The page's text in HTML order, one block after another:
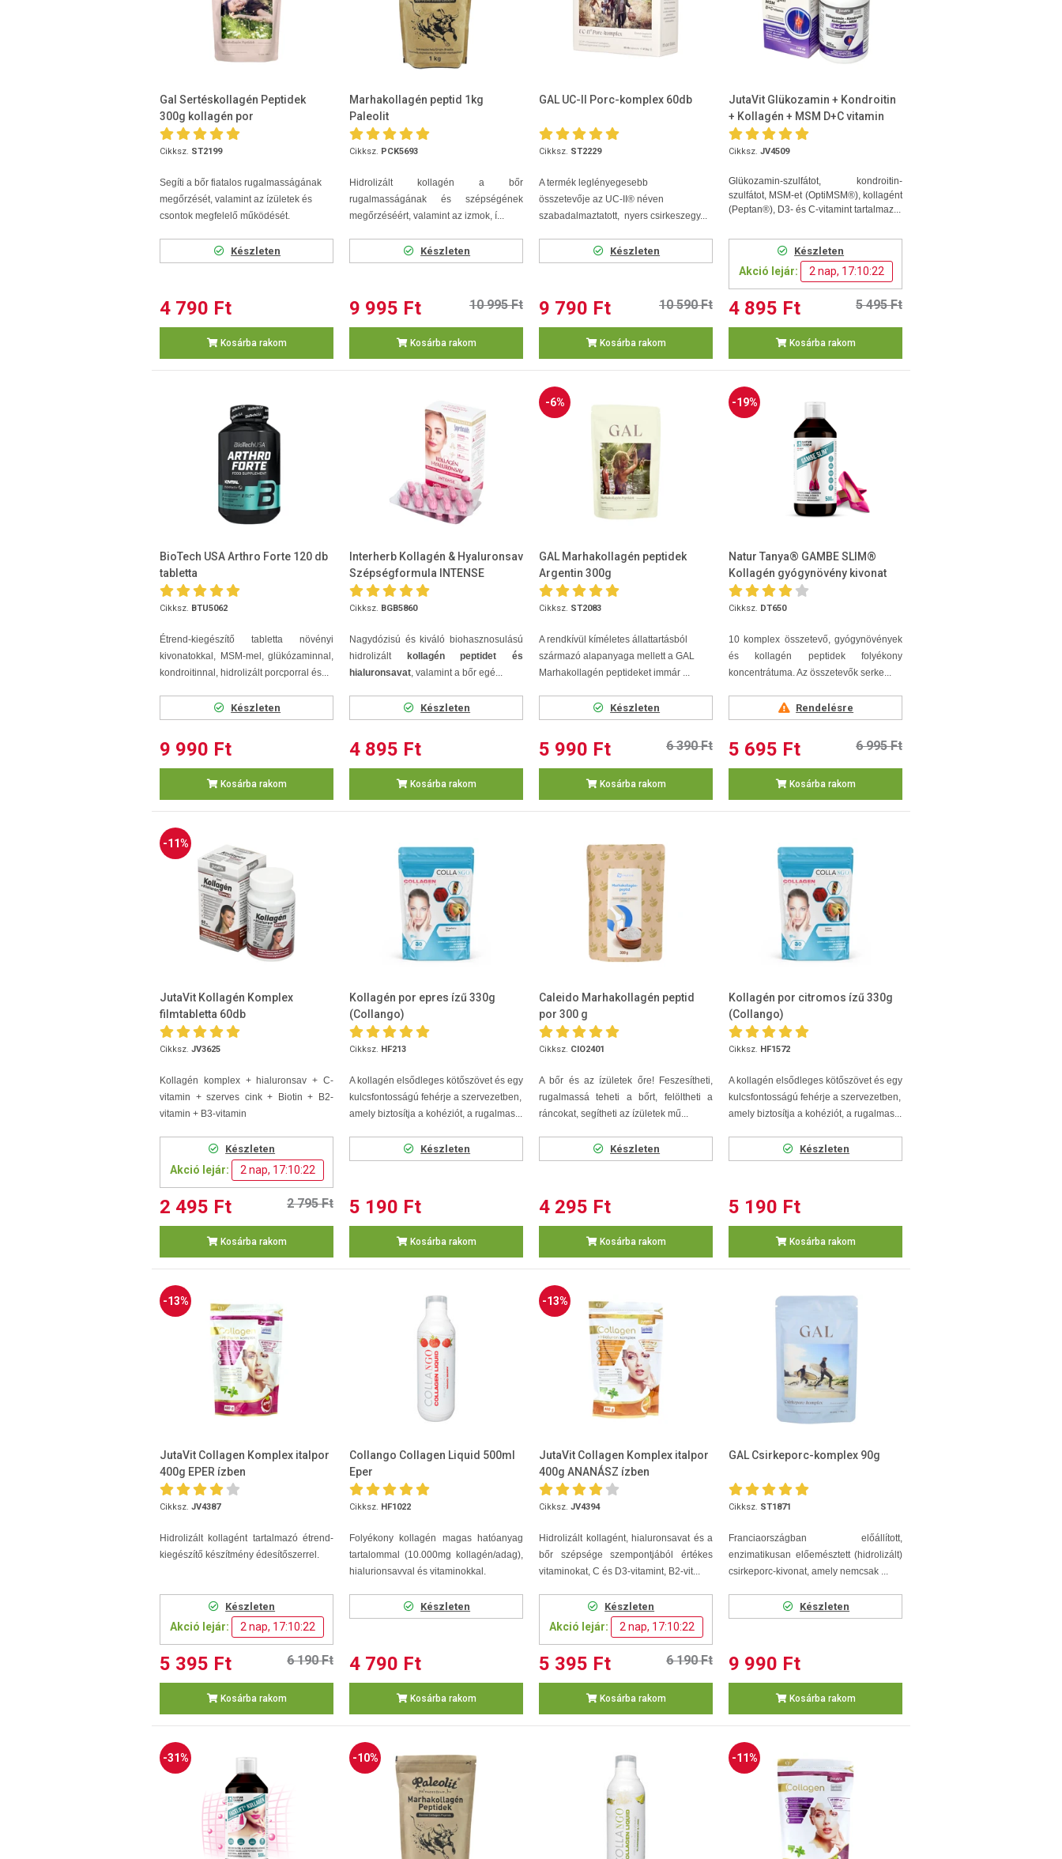
Gal Sertéskollagén Peptidek
300g kollagén por
Cikksz. ST2199
Segíti a bőr fiatalos rugalmasságának
megőrzését, valamint az ízületek és
csontok megfelelő működését.
Készleten
4 790 Ft
Kosárba rakom
Marhakollagén peptid 1kg
Paleolit
Cikksz. PCK5693
Hidrolizált kollagén a bőr
rugalmasságának és szépségének
megőrzéséért, valamint az izmok, í...
Készleten
9 995 Ft 10 995 Ft
Kosárba rakom
GAL UC-II Porc-komplex 60db
Cikksz. ST2229
A termék leglényegesebb
összetevője az UC-II® néven
szabadalmaztatott, nyers csirkeszegy...
Készleten
9 790 Ft 10 590 Ft
Kosárba rakom
JutaVit Glükozamin + Kondroitin
+ Kollagén + MSM D+C vitamin
120db tabletta
Cikksz. JV4509
Glükozamin-szulfátot, kondroitin-
szulfátot, MSM-et (OptiMSM®), kollagént
(Peptan®), D3- és C-vitamint tartalmaz...
Készleten
Akció lejár: 2 nap, 17:10:21
4 895 Ft 5 495 Ft
Kosárba rakom
BioTech USA Arthro Forte 120 db
tabletta
Cikksz. BTU5062
Étrend-kiegészítő tabletta növényi
kivonatokkal, MSM-mel, glükózaminnal,
kondroitinnal, hidrolizált porcporral és...
Készleten
9 990 Ft
Kosárba rakom
Interherb Kollagén & Hyaluronsav
Szépségformula INTENSE
tabletta 30db
Cikksz. BGB5860
Nagydózisú és kiváló biohasznosulású
hidrolizált
kollagén peptidet és
hialuronsavat, valamint a bőr egé...
Készleten
4 895 Ft
Kosárba rakom
-6%
GAL Marhakollagén peptidek
Argentin 300g
Cikksz. ST2083
A rendkívül kíméletes állattartásból
származó alapanyaga mellett a GAL
Marhakollagén peptideket immár ...
Készleten
5 990 Ft 6 390 Ft
Kosárba rakom
-19%
Natur Tanya® GAMBE SLIM®
Kollagén gyógynövény kivonat
500ml
Cikksz. DT650
10 komplex összetevő, gyógynövények
és kollagén peptidek folyékony
koncentrátuma. Az összetevők serke...
Rendelésre
5 695 Ft 6 995 Ft
Kosárba rakom
-11%
JutaVit Kollagén Komplex
filmtabletta 60db
Cikksz. JV3625
Kollagén komplex + hialuronsav + C-
vitamin + szerves cink + Biotin + B2-
vitamin + B3-vitamin
Készleten
Akció lejár: 2 nap, 17:10:21
2 495 Ft 2 795 Ft
Kosárba rakom
Kollagén por epres ízű 330g
(Collango)
Cikksz. HF213
A kollagén elsődleges kötőszövet és egy
kulcsfontosságú fehérje a szervezetben,
amely biztosítja a kohéziót, a rugalmas...
Készleten
5 190 Ft
Kosárba rakom
Caleido Marhakollagén peptid
por 300 g
Cikksz. CIO2401
A bőr és az ízületek őre! Feszesítheti,
rugalmassá teheti a bőrt, felöltheti a
ráncokat, segítheti az ízületek mű...
Készleten
4 295 Ft
Kosárba rakom
Kollagén por citromos ízű 330g
(Collangoִ)
Cikksz. HF1572
A kollagén elsődleges kötőszövet és egy
kulcsfontosságú fehérje a szervezetben,
amely biztosítja a kohéziót, a rugalmas...
Készleten
5 190 Ft
Kosárba rakom
-13%
JutaVit Collagen Komplex italpor
400g EPER ízben
Cikksz. JV4387
Hidrolizált kollagént tartalmazó étrend-
kiegészítő készítmény édesítőszerrel.
Készleten
Akció lejár: 2 nap, 17:10:21
5 395 Ft 6 190 Ft
Kosárba rakom
Collango Collagen Liquid 500ml
Eper
Cikksz. HF1022
Folyékony kollagén magas hatóanyag
tartalommal (10.000mg kollagén/adag),
hialurionsavval és vitaminokkal.
Készleten
4 790 Ft
Kosárba rakom
-13%
JutaVit Collagen Komplex italpor
400g ANANÁSZ ízben
Cikksz. JV4394
Hidrolizált kollagént, hialuronsavat és a
bőr szépsége szempontjából értékes
vitaminokat, C és D3-vitamint, B2-vit...
Készleten
Akció lejár: 2 nap, 17:10:21
5 395 Ft 6 190 Ft
Kosárba rakom
GAL Csirkeporc-komplex 90g
Cikksz. ST1871
Franciaországban előállított,
enzimatikusan előemésztett (hidrolizált)
csirkeporc-kivonat, amely nemcsak ...
Készleten
9 990 Ft
Kosárba rakom
-31% -10% -11%